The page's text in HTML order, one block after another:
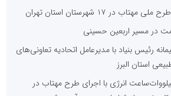
در ۱۷ شهرستان استان تهران
در مسیر اربعین حسینی
رئیس بنیاد با مدیرعامل اتحادیه تعاونی‌های
استان البرز
کیلووات‌ساعت انرژی با اجرای طرح مهتاب در